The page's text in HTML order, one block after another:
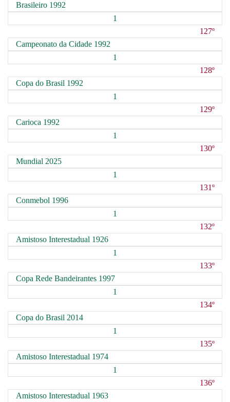
Brasileiro 1992
1
127º
Campeonato da Cidade 1992
1
128º
Copa do Brasil 1992
1
129º
Carioca 1992
1
130º
Mundial 2025
1
131º
Conmebol 1996
1
132º
Amistoso Interestadual 1926
1
133º
Copa Rede Bandeirantes 1997
1
134º
Copa do Brasil 2014
1
135º
Amistoso Interestadual 1974
1
136º
Amistoso Interestadual 1963